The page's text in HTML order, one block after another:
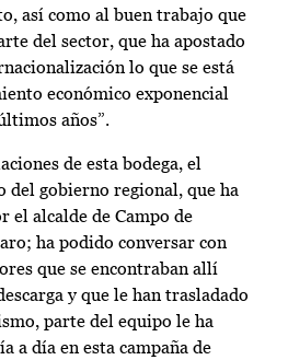
así como al buen trabajo que
del sector, que ha apostado
lo que se está
económico exponencial
años”.
de esta bodega, el
del gobierno regional, que ha
el alcalde de Campo de
ha podido conversar con
que se encontraban allí
y que le han trasladado
parte del equipo le ha
a día en esta campaña de